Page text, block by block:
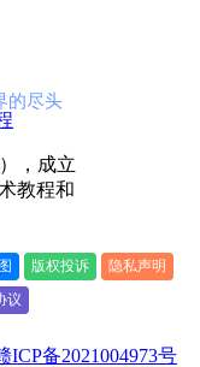
的尽头
，成立
教程和
版权投诉
隐私声明
议
ICP备2021004973号